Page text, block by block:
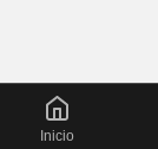
Inicio